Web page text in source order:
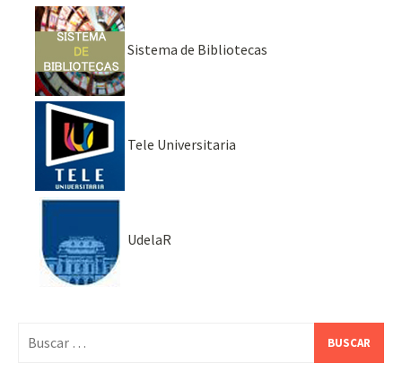
Sistema de Bibliotecas
Tele Universitaria
UdelaR